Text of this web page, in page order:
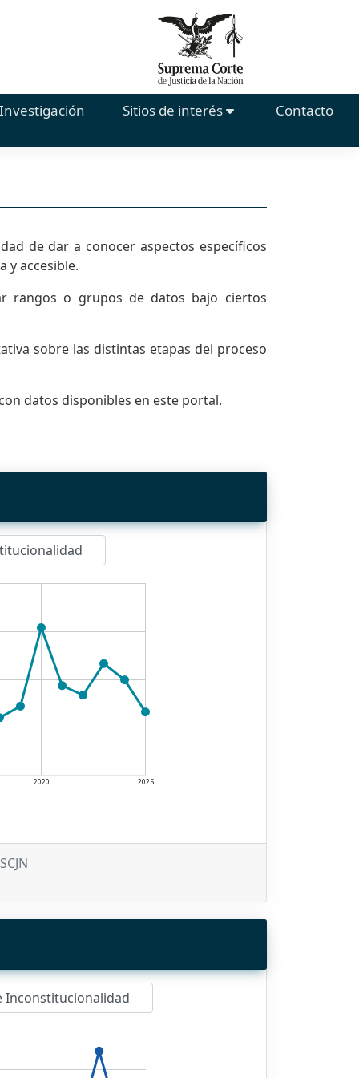
Sitios de interés Contacto
de dar a conocer aspectos específicos
y accesible.
rangos o grupos de datos bajo ciertos
sobre las distintas etapas del proceso
datos disponibles en este portal.
2020 2025
Inconstitucionalidad